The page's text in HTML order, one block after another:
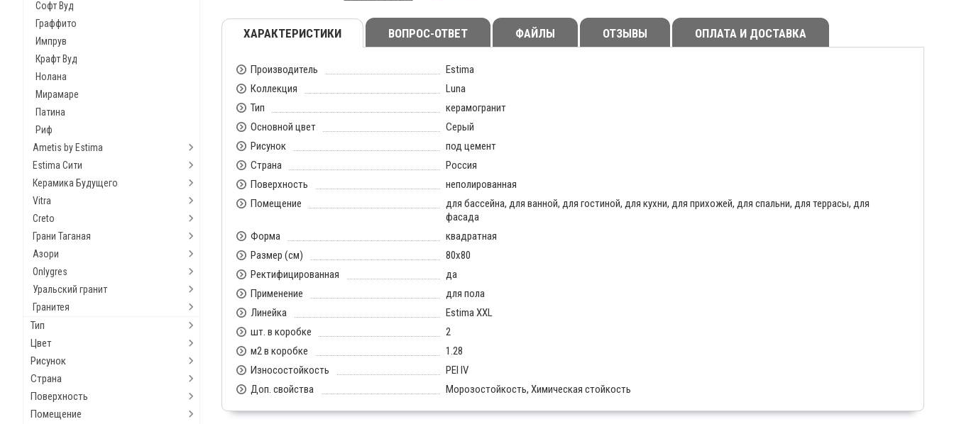
Софт Вуд
Граффито
Импрув
Крафт Вуд
Нолана
Мирамаре
Патина
Риф
Ametis by Estima
Estima Сити
Керамика Будущего
Vitra
Creto
Грани Таганая
Азори
Onlygres
Уральский гранит
Гранитея
Тип
Цвет
Рисунок
Страна
Поверхность
Помещение
ХАРАКТЕРИСТИКИ ВОПРОС-ОТВЕТ ФАЙЛЫ ОТЗЫВЫ ОПЛАТА И ДОСТАВКА
Производитель
Estima
Коллекция
Luna
Тип
керамогранит
Основной цвет
Серый
Рисунок
под цемент
Страна
Россия
Поверхность
неполированная
Помещение
для бассейна, для ванной, для гостиной, для кухни, для прихожей, для спальни, для террасы, для
фасада
Форма
квадратная
Размер (см)
80x80
Ректифицированная
да
Применение
для пола
Линейка
Estima XXL
шт. в коробке
2
м2 в коробке
1.28
Износостойкость
PEI IV
Доп. свойства
Морозостойкость, Химическая стойкость